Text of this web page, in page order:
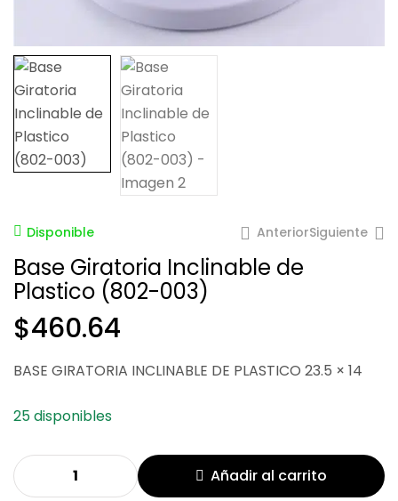
Disponible AnteriorSiguiente
Base Giratoria Inclinable de
Plastico (802-003)
$460.64
BASE GIRATORIA INCLINABLE DE PLASTICO 23.5 × 14
25 disponibles
Añadir al carrito